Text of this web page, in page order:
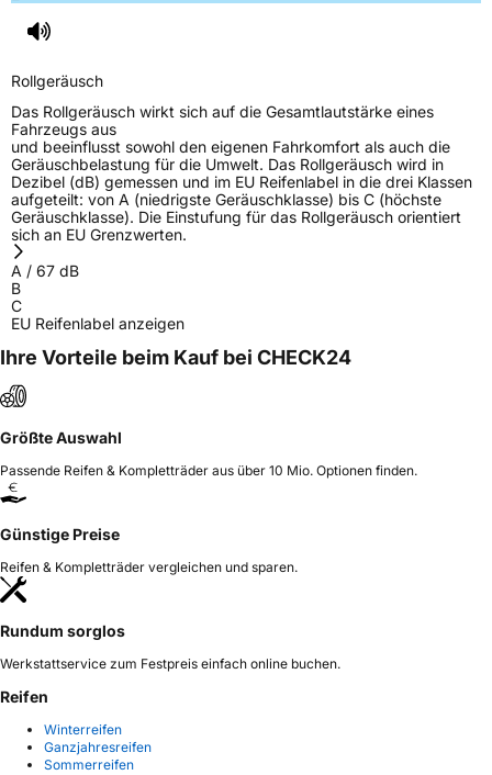
Rollgeräusch
Das Rollgeräusch wirkt sich auf die Gesamtlautstärke eines
Fahrzeugs aus
und beeinflusst sowohl den eigenen Fahrkomfort als auch die
Geräuschbelastung für die Umwelt. Das Rollgeräusch wird in
Dezibel (dB) gemessen und im EU Reifenlabel in die drei Klassen
aufgeteilt: von A (niedrigste Geräuschklasse) bis C (höchste
Geräuschklasse). Die Einstufung für das Rollgeräusch orientiert
sich an EU Grenzwerten.
A / 67 dB
B
C
EU Reifenlabel anzeigen
Ihre Vorteile beim Kauf bei CHECK24
Größte Auswahl
Passende Reifen & Kompletträder aus über 10 Mio. Optionen finden.
Günstige Preise
Reifen & Kompletträder vergleichen und sparen.
Rundum sorglos
Werkstattservice zum Festpreis einfach online buchen.
Reifen
Winterreifen
Ganzjahresreifen
Sommerreifen